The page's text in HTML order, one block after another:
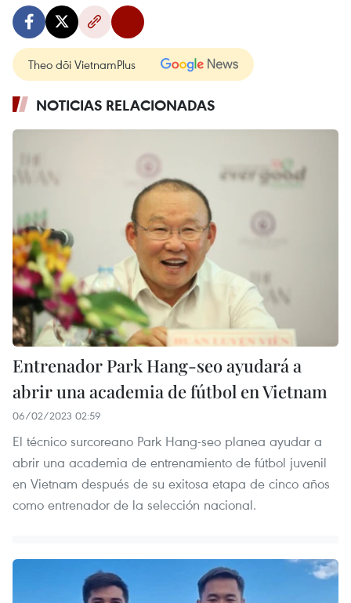
Theo dõi VietnamPlus
NOTICIAS RELACIONADAS
Entrenador Park Hang-seo ayudará a
abrir una academia de fútbol en Vietnam
06/02/2023 02:59
El técnico surcoreano Park Hang-seo planea ayudar a
abrir una academia de entrenamiento de fútbol juvenil
en Vietnam después de su exitosa etapa de cinco años
como entrenador de la selección nacional.